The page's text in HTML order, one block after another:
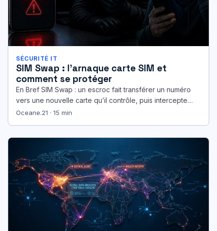
SÉCURITÉ IT
SIM Swap : l’arnaque carte SIM et
comment se protéger
En Bref SIM Swap : un escroc fait transférer un numéro
vers une nouvelle carte qu’il contrôle, puis intercepte
appels…
Oceane.21 · 15 min